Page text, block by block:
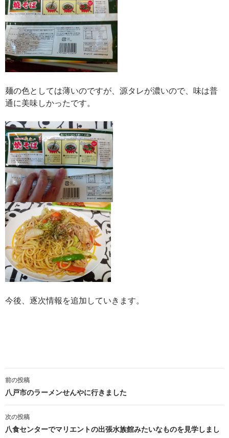
麺の色としては薄いのですが、源タレが濃いので、味は普
通に美味しかったです。
今後、逐次情報を追加していきます。
投
稿
ナ
前の投稿
八戸市のラーメンせんやに行きました
次の投稿
八食センターでマリエントの出張水族館みたいなものを見学しまし